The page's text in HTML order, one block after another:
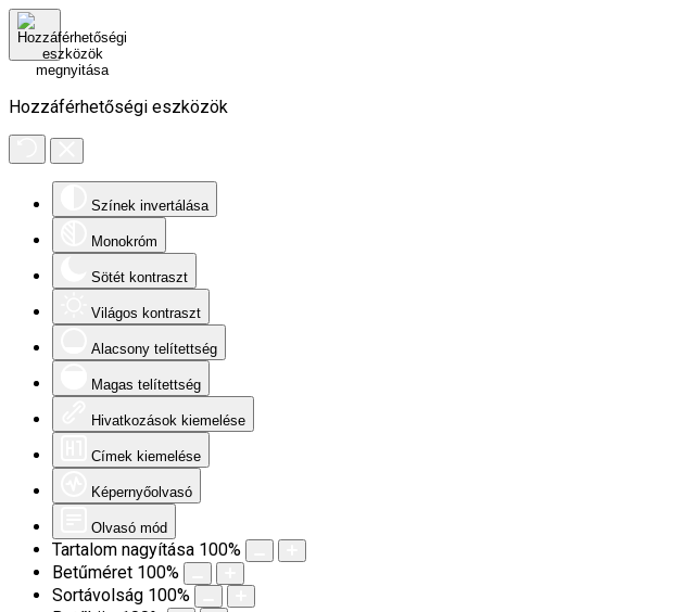
Hozzáférhetőségi eszközök
Színek invertálása
Monokróm
Sötét kontraszt
Világos kontraszt
Alacsony telítettség
Magas telítettség
Hivatkozások kiemelése
Címek kiemelése
Képernyőolvasó
Olvasó mód
Tartalom nagyítása 100%
Betűméret 100%
Sortávolság 100%